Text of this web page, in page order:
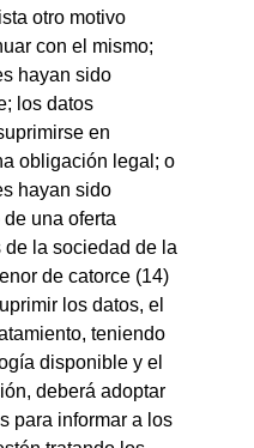
otro motivo
con el mismo;
hayan sido
los datos
en
obligación legal; o
hayan sido
una oferta
la sociedad de la
de catorce (14)
los datos, el
teniendo
disponible y el
deberá adoptar
para informar a los